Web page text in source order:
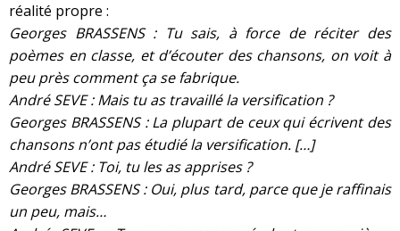
réalité propre :
Georges BRASSENS : Tu sais, à force de réciter des
poèmes en classe, et d’écouter des chansons, on voit à
peu près comment ça se fabrique.
André SEVE : Mais tu as travaillé la versification ?
Georges BRASSENS : La plupart de ceux qui écrivent des
chansons n’ont pas étudié la versification. […]
André SEVE : Toi, tu les as apprises ?
Georges BRASSENS : Oui, plus tard, parce que je raffinais
un peu, mais…